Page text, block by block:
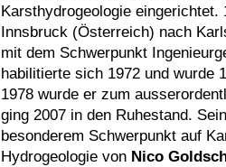
Karsthydrogeologie eingerichtet.
Innsbruck (Österreich) nach
mit dem Schwerpunkt
habilitierte sich 1972 und wurde
1978 wurde er zum
ging 2007 in den Ruhestand.
besonderem Schwerpunkt auf
Hydrogeologie von Nico